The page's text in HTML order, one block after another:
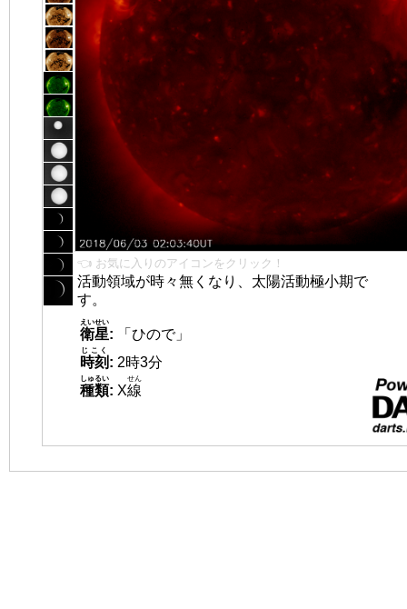
👈 お気に入りのアイコンをクリック！
活動領域が時々無くなり、太陽活動極小期で
す。
衛星
えいせい
:
「ひので」
時刻
じこく
: 2時3分
種類
しゅるい
: X線
せん